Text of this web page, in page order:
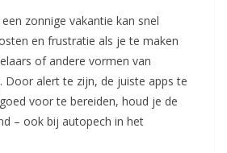
zonnige vakantie kan snel
en frustratie als je te maken
of andere vormen van
Door alert te zijn, de juiste apps te
voor te bereiden, houd je de
– ook bij autopech in het